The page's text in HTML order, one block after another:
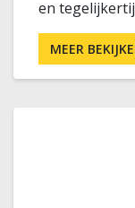
en
MEER